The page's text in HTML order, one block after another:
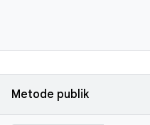
Metode publik